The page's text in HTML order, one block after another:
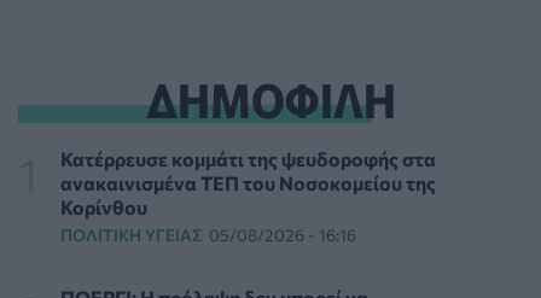
Τι μπορεί να μας διδάξει η νέα ταινία του Spider-Man
για την απώλεια και το πένθος
ΨΥΧΙΚΉ ΥΓΕΊΑ 07/08/2026 - 18:11
Επιπλέον πόροι 12,5 εκατ. ευρώ στις Περιφέρειες για
ΕΠΙΚΑΙΡΌΤΗΤΑ 07/08/2026 - 17:42
ΔΗΜΟΦΙΛΗ
Κατέρρευσε κομμάτι της ψευδοροφής στα
ανακαινισμένα ΤΕΠ του Νοσοκομείου της
Κορίνθου
ΠΟΛΙΤΙΚΉ ΥΓΕΊΑΣ 05/08/2026 - 16:16